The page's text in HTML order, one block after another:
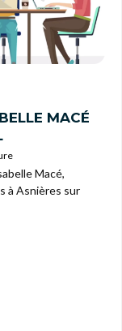
MACÉ
Macé,
à Asnières sur